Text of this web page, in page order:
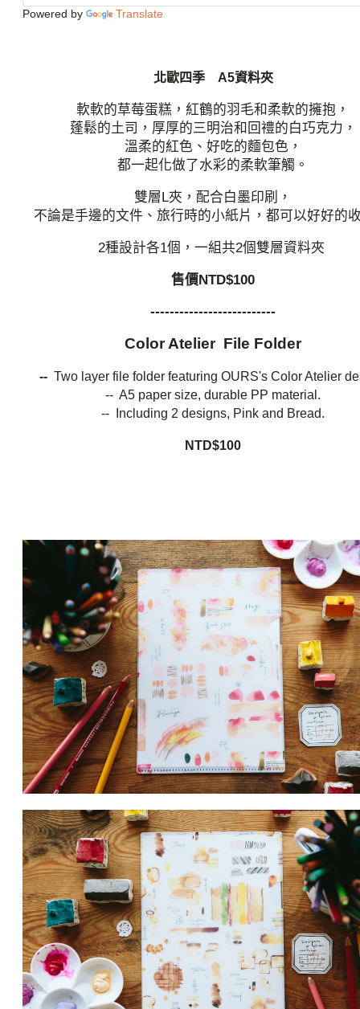
Powered by Translate
北歐四季 A5資料夾
軟軟的草莓蛋糕，紅鶴的羽毛和柔軟的擁抱，
蓬鬆的土司，厚厚的三明治和回禮的白巧克力，
溫柔的紅色、好吃的麵包色，
都一起化做了水彩的柔軟筆觸。
雙層L夾，配合白墨印刷，
不論是手邊的文件、旅行時的小紙片，都可以好好的
2種設計各1個，一組共2個雙層資料夾
售價NTD$100
--------------------------
Color Atelier File Folder
-- Two layer file folder featuring OURS's Color Atelier
-- A5 paper size, durable PP material.
-- Including 2 designs, Pink and Bread.
NTD$100